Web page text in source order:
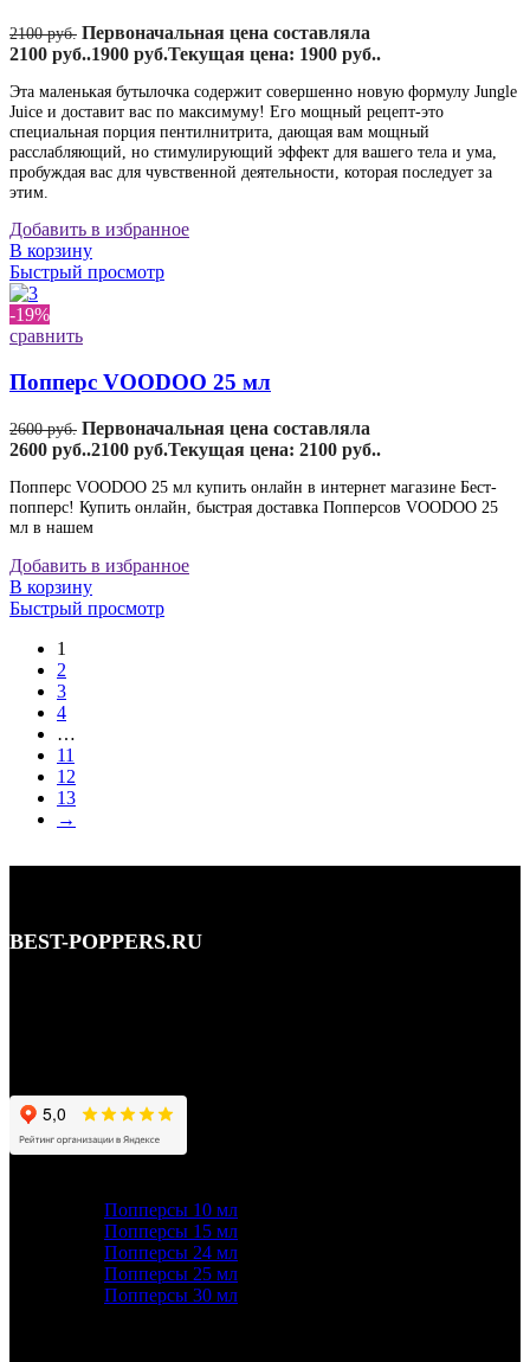
2100руб. Первоначальная цена составляла
2100 руб..1900 руб.Текущая цена: 1900 руб..
Эта маленькая бутылочка содержит совершенно новую формулу Jungle
Juice и доставит вас по максимуму! Его мощный рецепт-это
специальная порция пентилнитрита, дающая вам мощный
расслабляющий, но стимулирующий эффект для вашего тела и ума,
пробуждая вас для чувственной деятельности, которая последует за
этим.
Добавить в избранное
В корзину
Быстрый просмотр
-19%
сравнить
Попперс VOODOO 25 мл
2600руб. Первоначальная цена составляла
2600 руб..2100 руб.Текущая цена: 2100 руб..
Попперс VOODOO 25 мл купить онлайн в интернет магазине Бест-
попперс! Купить онлайн, быстрая доставка Попперсов VOODOO 25
мл в нашем
Добавить в избранное
В корзину
Быстрый просмотр
1
2
3
4
…
11
12
13
→
BEST-POPPERS.RU
Попперсы 10 мл
Попперсы 15 мл
Попперсы 24 мл
Попперсы 25 мл
Попперсы 30 мл